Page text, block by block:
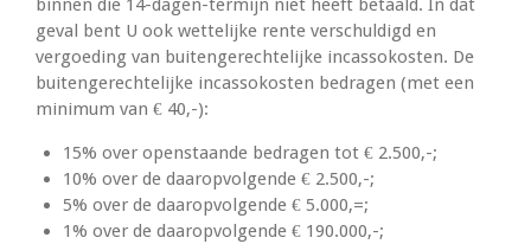
binnen die 14-dagen-termijn niet heeft betaald. In dat
geval bent U ook wettelijke rente verschuldigd en
vergoeding van buitengerechtelijke incassokosten. De
buitengerechtelijke incassokosten bedragen (met een
minimum van € 40,-):
15% over openstaande bedragen tot € 2.500,-;
10% over de daaropvolgende € 2.500,-;
5% over de daaropvolgende € 5.000,=;
1% over de daaropvolgende € 190.000,-;